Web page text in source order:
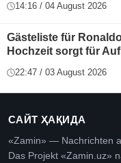
14:16 / 04 August 2026
Gästeliste für
Hochzeit sorgt für
22:47 / 03 August 2026
САЙТ ҲАҚИДА
«Zamin» — Nachrichten
Das Projekt «Zamin.uz»